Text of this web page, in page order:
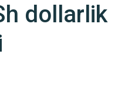
dollarlik